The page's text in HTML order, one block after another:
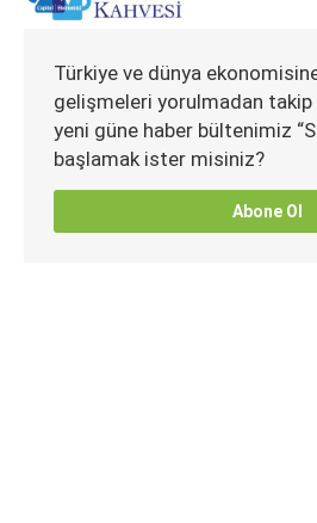
Türkiye ve dünya
gelişmeleri yorulmadan
yeni güne haber bültenimiz
başlamak ister misiniz?
Abone Ol